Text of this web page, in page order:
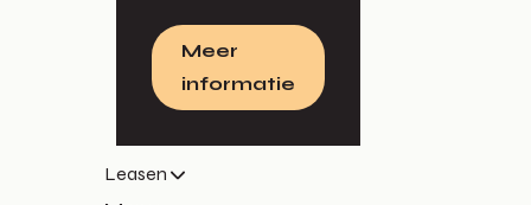
Meer
informatie
Leasen